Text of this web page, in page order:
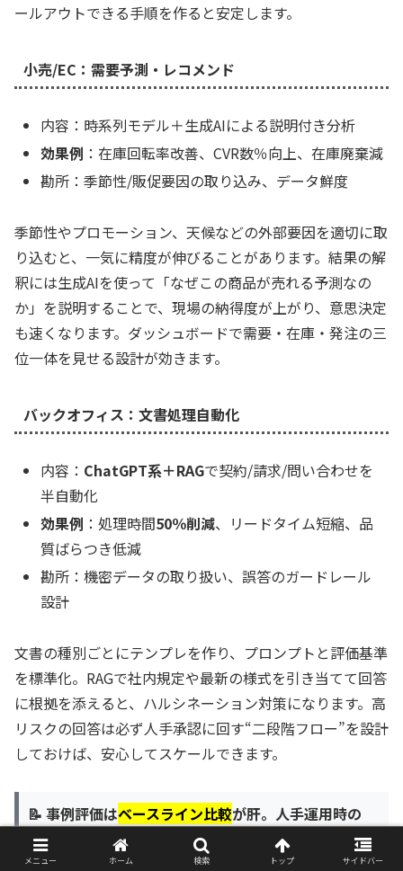
ールアウトできる手順を作ると安定します。
小売/EC：需要予測・レコメンド
内容：時系列モデル＋生成AIによる説明付き分析
効果例 ：在庫回転率改善、CVR数％向上、在庫廃棄減
勘所：季節性/販促要因の取り込み、データ鮮度
季節性やプロモーション、天候などの外部要因を適切に取
り込むと、一気に精度が伸びることがあります。結果の解
釈には生成AIを使って「なぜこの商品が売れる予測なの
か」を説明することで、現場の納得度が上がり、意思決定
も速くなります。ダッシュボードで需要・在庫・発注の三
位一体を見せる設計が効きます。
バックオフィス：文書処理自動化
内容： ChatGPT系＋RAGで契約/請求/問い合わせを
半自動化
効果例 ：処理時間50％削減、リードタイム短縮、品
質ばらつき低減
勘所：機密データの取り扱い、誤答のガードレール
設計
文書の種別ごとにテンプレを作り、プロンプトと評価基準
を標準化。RAGで社内規定や最新の様式を引き当てて回答
に根拠を添えると、ハルシネーション対策になります。高
リスクの回答は必ず人手承認に回す“二段階フロー”を設計
しておけば、安心してスケールできます。
📝 事例評価はベースライン比較が肝。人手運用時の
KPIを事前に握っておくと効果が見えます。
メニュー ホーム 検索 トップ サイドバー